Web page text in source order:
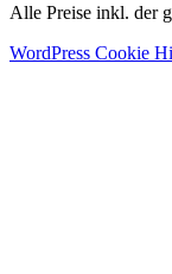
Alle Preise inkl. der
WordPress Cookie